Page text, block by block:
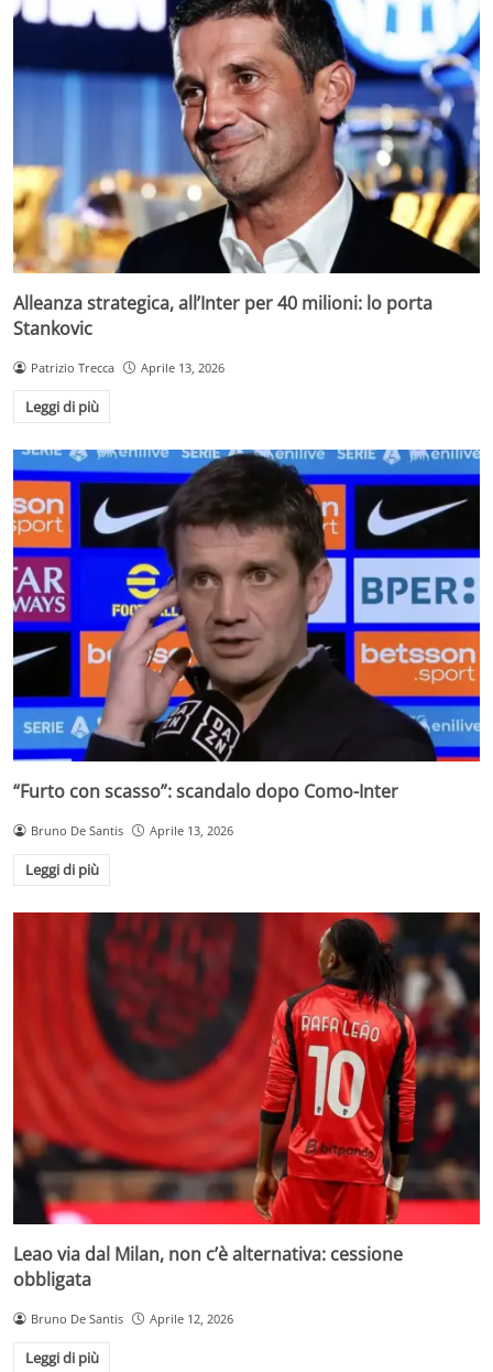
Alleanza strategica, all’Inter per 40 milioni: lo porta
Stankovic
Patrizio Trecca Aprile 13, 2026
Leggi di più
“Furto con scasso”: scandalo dopo Como-Inter
Bruno De Santis Aprile 13, 2026
Leggi di più
Leao via dal Milan, non c’è alternativa: cessione
obbligata
Bruno De Santis Aprile 12, 2026
Leggi di più